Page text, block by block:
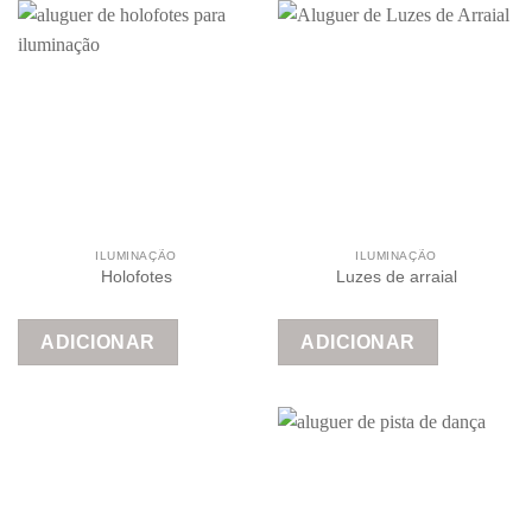
ILUMINAÇÃO
Holofotes
ADICIONAR
ILUMINAÇÃO
Luzes de arraial
ADICIONAR